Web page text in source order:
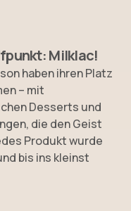
Milklac!
haben ihren Platz
– mit
Desserts und
die den Geist
Produkt wurde
bis ins kleinst